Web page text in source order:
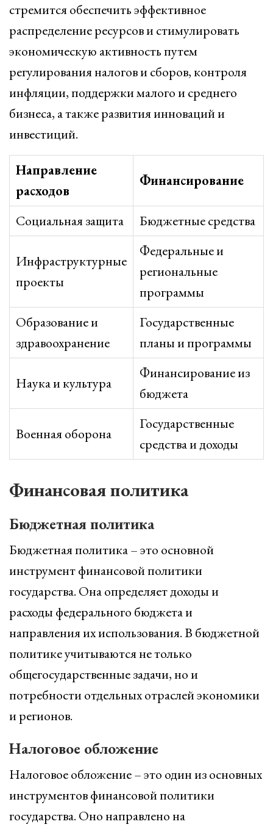
стремится обеспечить эффективное
распределение ресурсов и стимулировать
экономическую активность путем
регулирования налогов и сборов, контроля
инфляции, поддержки малого и среднего
бизнеса, а также развития инноваций и
инвестиций.
Направление
расходов
Финансирование
Социальная защита Бюджетные средства
Инфраструктурные
проекты
Федеральные и
региональные
программы
Образование и
здравоохранение
Государственные
планы и программы
Наука и культура
Финансирование из
бюджета
Военная оборона
Государственные
средства и доходы
Финансовая политика
Бюджетная политика
Бюджетная политика – это основной
инструмент финансовой политики
государства. Она определяет доходы и
расходы федерального бюджета и
направления их использования. В бюджетной
политике учитываются не только
общегосударственные задачи, но и
потребности отдельных отраслей экономики
и регионов.
Налоговое обложение
Налоговое обложение – это один из основных
инструментов финансовой политики
государства. Оно направлено на